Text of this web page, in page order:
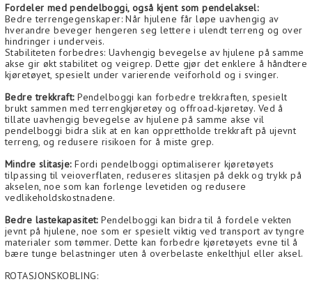
Fordeler med pendelboggi, også kjent som pendelaksel:
Bedre terrengegenskaper: Når hjulene får løpe uavhengig av
hverandre beveger hengeren seg lettere i ulendt terreng og over
hindringer i underveis.
Stabiliteten forbedres: Uavhengig bevegelse av hjulene på samme
akse gir økt stabilitet og veigrep. Dette gjør det enklere å håndtere
kjøretøyet, spesielt under varierende veiforhold og i svinger.
Bedre trekkraft:Pendelboggi kan forbedre trekkraften, spesielt
brukt sammen med terrengkjøretøy og offroad-kjøretøy. Ved å
tillate uavhengig bevegelse av hjulene på samme akse vil
pendelboggi bidra slik at en kan opprettholde trekkraft på ujevnt
terreng, og redusere risikoen for å miste grep.
Mindre slitasje:Fordi pendelboggi optimaliserer kjøretøyets
tilpassing til veioverflaten, reduseres slitasjen på dekk og trykk på
akselen, noe som kan forlenge levetiden og redusere
vedlikeholdskostnadene.
Bedre lastekapasitet:Pendelboggi kan bidra til å fordele vekten
jevnt på hjulene, noe som er spesielt viktig ved transport av tyngre
materialer som tømmer. Dette kan forbedre kjøretøyets evne til å
bære tunge belastninger uten å overbelaste enkelthjul eller aksel.
ROTASJONSKOBLING: